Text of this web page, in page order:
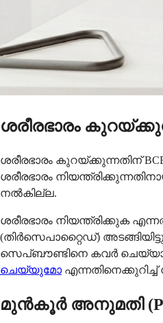
ശരീരഭാരം
ശരീരഭാരം കുറയ്ക്കുന്നതിന്
ശരീരഭാരം
നൽകില്ല.
ശരീരഭാരം നിയന്ത്രിക്കുക
(തിർസെപാറ്റൈഡ്)
സെപ്ബൗണ്ടിനെ കവർ
ചെയ്യുമോ
മുൻ‌കൂർ അനുമതി